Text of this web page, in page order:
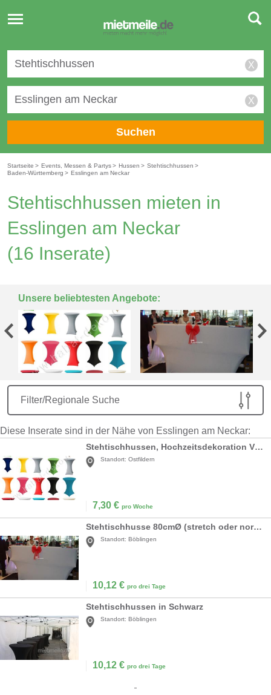
Toggle
navigation
X
X
Suchen
Startseite > Events, Messen & Partys> Hussen > Stehtischhussen >
Baden-Württemberg > Esslingen am Neckar
Stehtischhussen mieten in
Esslingen am Neckar
(16 Inserate)
Unsere beliebtesten Angebote:
Filter/Regionale Suche
Diese Inserate sind in der Nähe von Esslingen am Neckar:
Stehtischhussen, Hochzeitsdekoration VERLEIH Stretch Stehtischbezug Mieten Hochzeit
Standort: Ostfildern
7,30 € pro Woche
Stehtischhusse 80cmØ (stretch oder normal)
Standort: Böblingen
10,12 € pro drei Tage
Stehtischhussen in Schwarz
Standort: Böblingen
10,12 € pro drei Tage